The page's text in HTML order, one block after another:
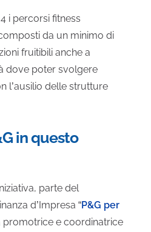
i percorsi fitness
da un minimo di
fruitibili anche a
dove poter svolgere
l’ausilio delle strutture
in questo
parte del
d’Impresa “P&G per
promotrice e coordinatrice